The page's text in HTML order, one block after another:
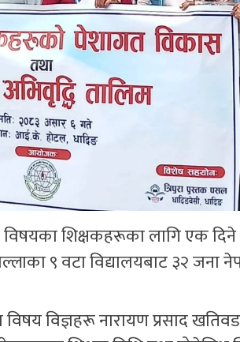
शिक्षकहरूका लागि एक
९ वटा विद्यालयबाट ३२ जना
विज्ञहरू नारायण प्रसाद